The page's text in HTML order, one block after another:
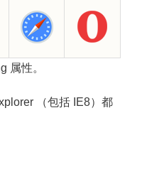
属性。
（包括 IE8）都